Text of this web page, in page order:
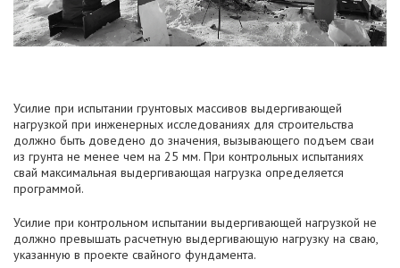
Усилие при испытании грунтовых массивов выдергивающей
нагрузкой при инженерных исследованиях для строительства
должно быть доведено до значения, вызывающего подъем сваи
из грунта не менее чем на 25 мм. При контрольных испытаниях
свай максимальная выдергивающая нагрузка определяется
программой.
Усилие при контрольном испытании выдергивающей нагрузкой не
должно превышать расчетную выдергивающую нагрузку на сваю,
указанную в проекте свайного фундамента.